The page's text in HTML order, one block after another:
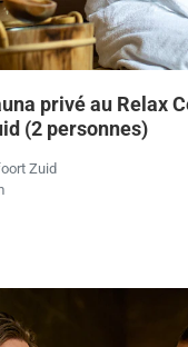
privé au Relax
(2 personnes)
Zuid